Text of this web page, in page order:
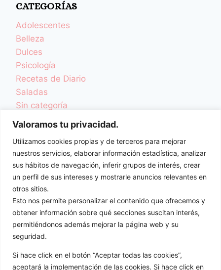
Valoramos tu privacidad.
Utilizamos cookies propias y de terceros para mejorar
nuestros servicios, elaborar información estadística, analizar
sus hábitos de navegación, inferir grupos de interés, crear
un perfil de sus intereses y mostrarle anuncios relevantes en
otros sitios.
Esto nos permite personalizar el contenido que ofrecemos y
obtener información sobre qué secciones suscitan interés,
permitiéndonos además mejorar la página web y su
seguridad.
Si hace click en el botón “Aceptar todas las cookies”,
aceptará la implementación de las cookies. Si hace click en
CATEGORÍAS
Adolescentes
Belleza
Dulces
Psicología
Recetas de Diario
Saladas
Sin categoría
TCA y Desordenes Alimentarios
Una Vida Más Sana
Videoblog
Videorecetas
Videos Colaboraciones
ENTRADAS